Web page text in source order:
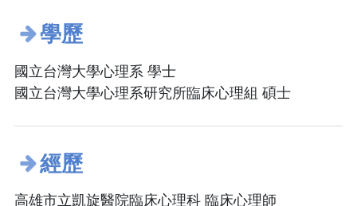
學歷
國立台灣大學心理系 學士
國立台灣大學心理系研究所臨床心理組 碩士
經歷
高雄市立凱旋醫院臨床心理科 臨床心理師